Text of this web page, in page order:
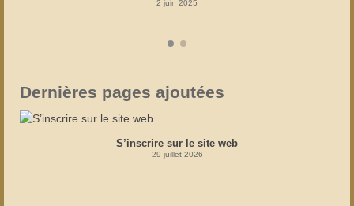
2 juin 2025
Dernières pages ajoutées
S’inscrire sur le site web
29 juillet 2026